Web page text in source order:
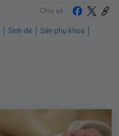
Chia sẻ
Sinh đẻ
Sản phụ khoa